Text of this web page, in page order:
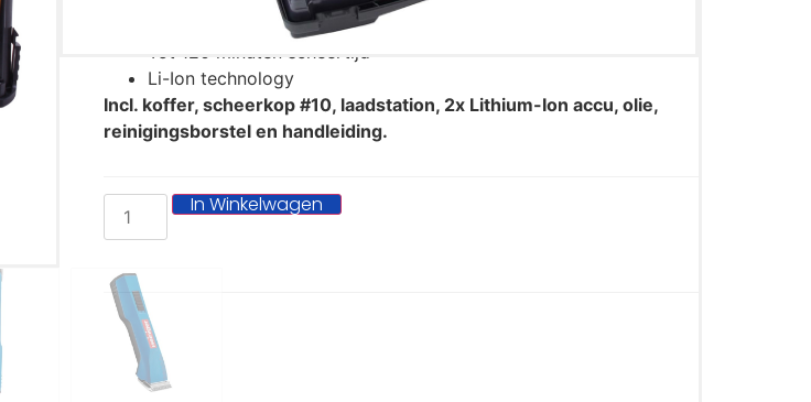
Li-Ion technology
Incl. koffer, scheerkop #10, laadstation, 2x Lithium-Ion accu, olie,
reinigingsborstel en handleiding.
In Winkelwagen